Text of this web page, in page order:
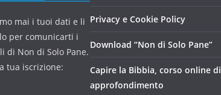
mai i tuoi dati e li
per comunicarti i
di Non di Solo Pane.
tua iscrizione:
Privacy e Cookie Policy
Download “Non di Solo Pane”
Capire la Bibbia, corso online di
approfondimento